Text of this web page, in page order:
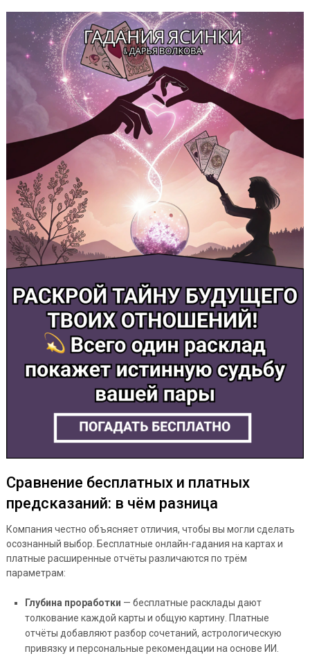
Сравнение бесплатных и платных
предсказаний: в чём разница
Компания честно объясняет отличия, чтобы вы могли сделать
осознанный выбор. Бесплатные онлайн-гадания на картах и
платные расширенные отчёты различаются по трём
параметрам:
Глубина проработки — бесплатные расклады дают
толкование каждой карты и общую картину. Платные
отчёты добавляют разбор сочетаний, астрологическую
привязку и персональные рекомендации на основе ИИ.